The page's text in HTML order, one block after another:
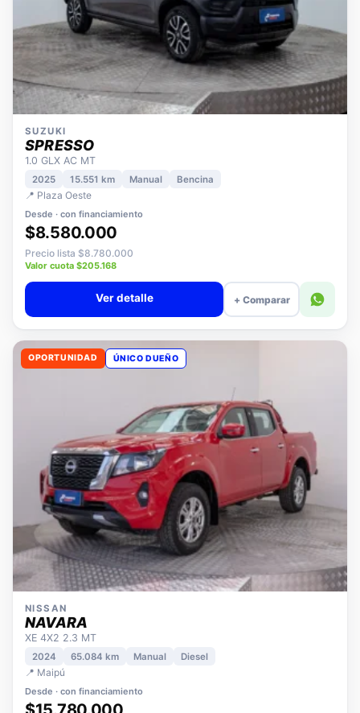
SUZUKI
SPRESSO
1.0 GLX AC MT
2025 15.551 km
📍 Plaza Oeste
Desde · con financiamiento
$8.580.000
Precio lista $8.780.000
Valor cuota $205.168
+ Comparar
OPORTUNIDAD
NISSAN
NAVARA
XE 4X2 2.3 MT
2024
📍 Maipú
Desde · con financiamiento